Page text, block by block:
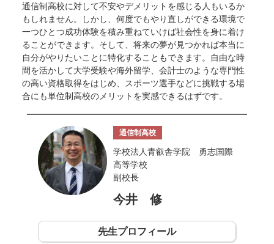
通信制高校に対して不安やデメリットを感じる人もいるか
もしれません。しかし、何度でもやり直しができる環境で
一つひとつ成功体験を積み重ねていけば社会性を身に着け
ることができます。そして、将来の夢が見つかれば本当に
自分がやりたいことに特化することもできます。自由な時
間を活かして大学受験や海外留学、会計士のような専門性
の高い資格取得をはじめ、スポーツ選手などに挑戦する場
合にも単位制高校のメリットを実感できるはずです。
通信制高校
学校法人青叡舎学院 勇志国際
高等学校
副校長
今井 修
先生プロフィール